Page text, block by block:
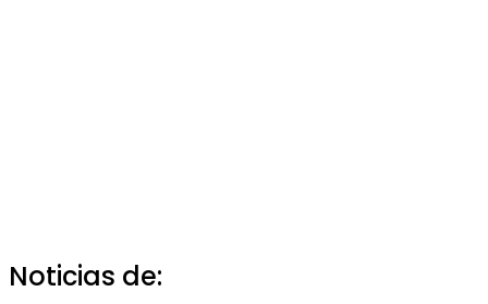
Noticias de: